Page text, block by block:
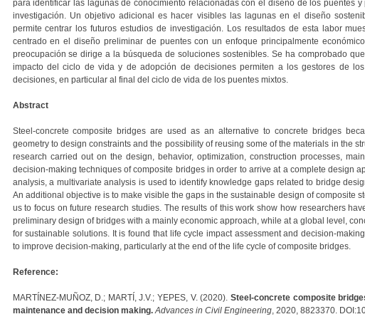
para identificar las lagunas de conocimiento relacionadas con el diseño de los puentes
investigación. Un objetivo adicional es hacer visibles las lagunas en el diseño
permite centrar los futuros estudios de investigación. Los resultados de esta labor
centrado en el diseño preliminar de puentes con un enfoque principalmente
preocupación se dirige a la búsqueda de soluciones sostenibles. Se ha comprobado
impacto del ciclo de vida y de adopción de decisiones permiten a los gestores de
decisiones, en particular al final del ciclo de vida de los puentes mixtos.
Abstract
Steel-concrete composite bridges are used as an alternative to concrete bridges
geometry to design constraints and the possibility of reusing some of the materials in the
research carried out on the design, behavior, optimization, construction processes,
decision-making techniques of composite bridges in order to arrive at a complete design
analysis, a multivariate analysis is used to identify knowledge gaps related to bridge
An additional objective is to make visible the gaps in the sustainable design of composite
us to focus on future research studies. The results of this work show how researchers
preliminary design of bridges with a mainly economic approach, while at a global level,
for sustainable solutions. It is found that life cycle impact assessment and decision-
to improve decision-making, particularly at the end of the life cycle of composite bridges.
Reference:
MARTÍNEZ-MUÑOZ, D.; MARTÍ, J.V.; YEPES, V. (2020).Steel-concrete composite
maintenance and decision making. Advances in Civil Engineering, 2020, 8823370.